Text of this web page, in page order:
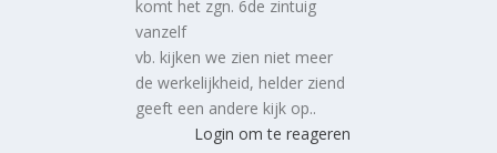
komt het zgn. 6de zintuig
vanzelf
vb. kijken we zien niet meer
de werkelijkheid, helder ziend
geeft een andere kijk op..
Login om te reageren